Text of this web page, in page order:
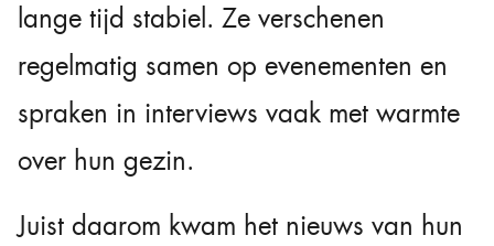
lange tijd stabiel. Ze verschenen
regelmatig samen op evenementen en
spraken in interviews vaak met warmte
over hun gezin.
Juist daarom kwam het nieuws van hun